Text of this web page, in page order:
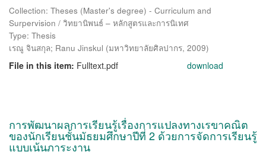
Collection: Theses (Master's degree) - Curriculum and
Surpervision / วิทยานิพนธ์ – หลักสูตรและการนิเทศ
Type: Thesis
เรณู จินสกุล; Ranu Jinskul (มหาวิทยาลัยศิลปากร, 2009)
File in this item: Fulltext.pdf download
การพัฒนาผลการเรียนรู้เรื่องการแปลงทางเรขาคณิต
ของนักเรียนชั้นมัธยมศึกษาปีที่ 2 ด้วยการจัดการเรียนรู้
แบบเน้นภาระงาน